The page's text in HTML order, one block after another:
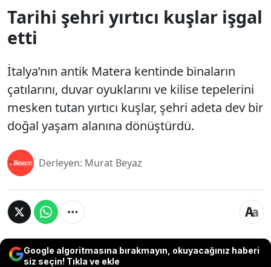
Tarihi şehri yırtıcı kuşlar işgal
etti
İtalya’nın antik Matera kentinde binaların
çatılarını, duvar oyuklarını ve kilise tepelerini
mesken tutan yırtıcı kuşlar, şehri adeta dev bir
doğal yaşam alanına dönüştürdü.
Derleyen: Murat Beyaz
Google algoritmasına bırakmayın, okuyacağınız haberi
siz seçin! Tıkla ve ekle